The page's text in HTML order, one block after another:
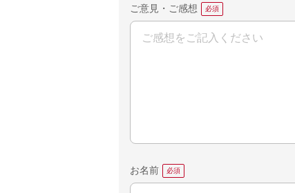
ご意見・ご感想
お名前